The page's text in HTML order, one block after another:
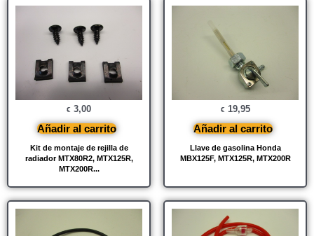
Kit de montaje de rejilla de
radiador MTX80R2, MTX125R,
MTX200R...
€ 3,00
Añadir al carrito
Llave de gasolina Honda
MBX125F, MTX125R, MTX200R
€ 19,95
Añadir al carrito